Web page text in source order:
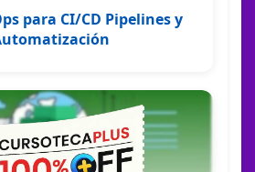
para CI/CD Pipelines y